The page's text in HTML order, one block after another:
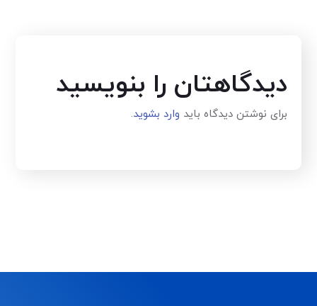
دیدگاهتان را بنویسید
برای نوشتن دیدگاه باید وارد بشوید.